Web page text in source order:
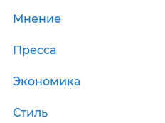
Мнение
Пресса
Экономика
Стиль